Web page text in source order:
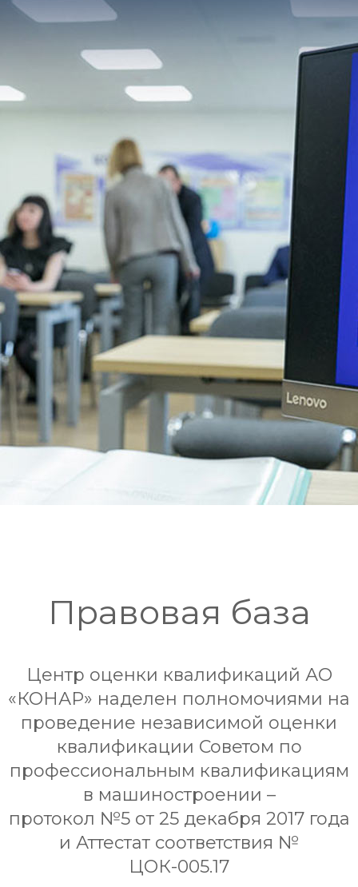
Правовая база
Центр оценки квалификаций АО
«КОНАР» наделен полномочиями на
проведение независимой оценки
квалификации Советом по
профессиональным квалификациям
в машиностроении –
протокол №5 от 25 декабря 2017 года
и Аттестат соответствия №
ЦОК-005.17